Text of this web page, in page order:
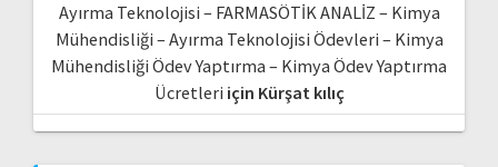
Ayırma Teknolojisi – FARMASÖTİK ANALİZ – Kimya
Mühendisliği – Ayırma Teknolojisi Ödevleri – Kimya
Mühendisliği Ödev Yaptırma – Kimya Ödev Yaptırma
Ücretleri için Kürşat kılıç